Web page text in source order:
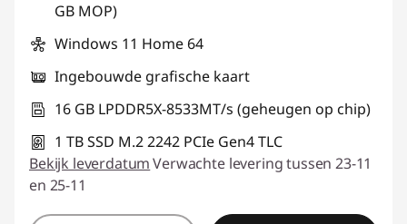
GB MOP)
Windows 11 Home 64
Ingebouwde grafische kaart
16 GB LPDDR5X-8533MT/s (geheugen op chip)
1 TB SSD M.2 2242 PCIe Gen4 TLC
Bekijk leverdatumVerwachte levering tussen 23-11
en 25-11